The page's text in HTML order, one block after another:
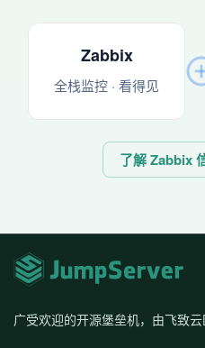
Zabbix
全栈监控 · 看得见
了解 Zabbix
广受欢迎的开源堡垒机，由飞致云